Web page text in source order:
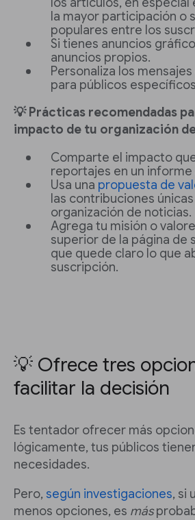
los artículos, en especial
la mayor participación o
populares entre los
Si tienes anuncios
anuncios propios.
Personaliza los
para públicos
💡 Prácticas recomendadas
impacto de tu organización
Comparte el impacto
reportajes en un informe
Usa una propuesta de
las contribuciones
organización de noticias.
Agrega tu misión o
superior de la página de
que quede claro lo que
suscripción.
💡 Ofrece tres
facilitar la decisión
Es tentador ofrecer más
lógicamente, tus públicos
necesidades.
Pero, según investigaciones, si
menos opciones, es más